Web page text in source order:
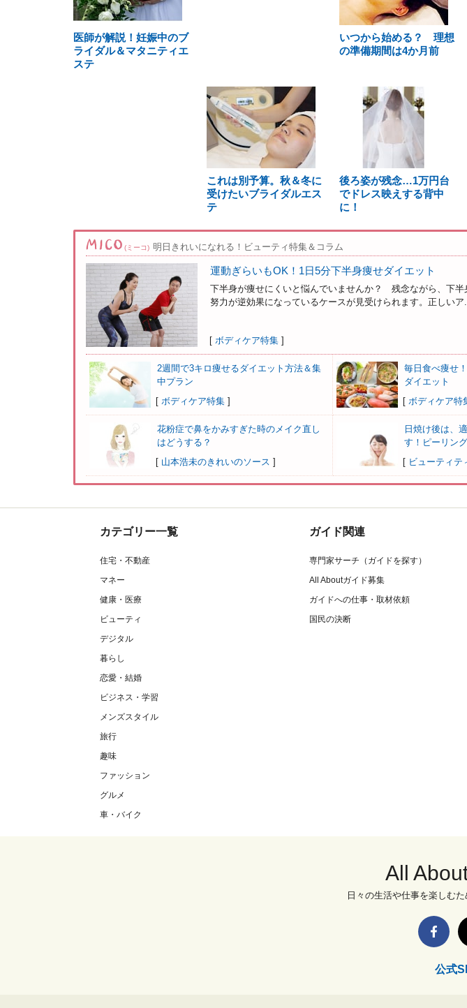
医師が解説！妊娠中のブ
ライダル＆マタニティエ
ステ
いつから始める？ 理想
の準備期間は4か月前
これは別予算。秋＆冬に
受けたいブライダルエス
テ
後ろ姿が残念…1万円台
でドレス映えする背中
に！
(ミーコ) 明日きれいになれる！ビューティ特集＆コラム
運動ぎらいもOK！1日5分下半身痩せダイエット
下半身が痩せにくいと悩んでいませんか？ 残念ながら、下半
努力が逆効果になっているケースが見受けられます。正しいア
[ ボディケア特集 ]
2週間で3キロ痩せるダイエット方法＆集
中プラン
[ ボディケア特集 ]
毎日食べ痩せ
ダイエット
[ ボディケア特
花粉症で鼻をかみすぎた時のメイク直し
はどうする？
[ 山本浩未のきれいのソース ]
日焼け後は、
す！ピーリン
[ ビューティテ
カテゴリー一覧
住宅・不動産
マネー
健康・医療
ビューティ
デジタル
暮らし
恋愛・結婚
ビジネス・学習
メンズスタイル
旅行
趣味
ファッション
グルメ
車・バイク
ガイド関連
専門家サーチ（ガイドを探す）
All Aboutガイド募集
ガイドへの仕事・取材依頼
国民の決断
All
日々の生活や仕事を楽しむ
公式